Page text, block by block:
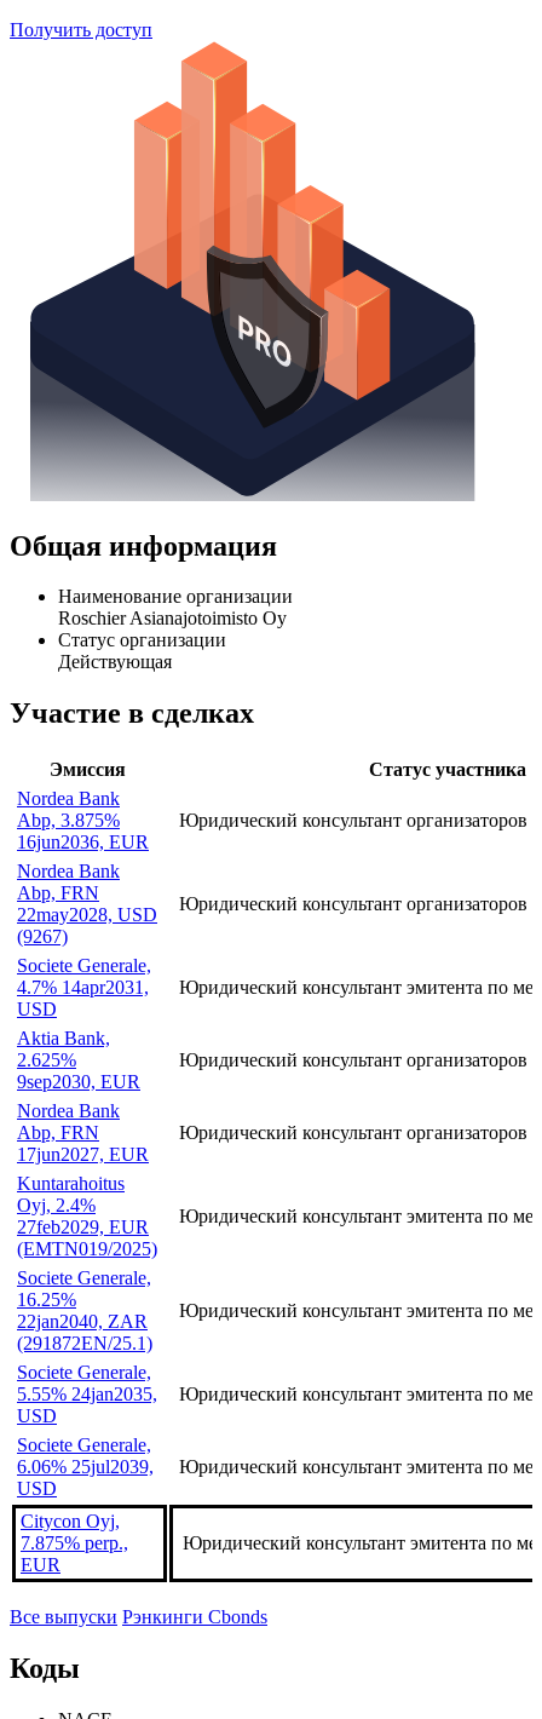
Получить доступ
Общая информация
Наименование организации
Roschier Asianajotoimisto Oy
Статус организации
Действующая
Участие в сделках
Эмиссия
Статус участника
Nordea Bank
Abp, 3.875%
16jun2036, EUR
Юридический консультант организаторов
Nordea Bank
Abp, FRN
22may2028, USD
(9267)
Юридический консультант организаторов
Societe Generale,
4.7% 14apr2031,
USD
Юридический консультант эмитента по
Aktia Bank,
2.625%
9sep2030, EUR
Юридический консультант организаторов
Nordea Bank
Abp, FRN
17jun2027, EUR
Юридический консультант организаторов
Kuntarahoitus
Oyj, 2.4%
27feb2029, EUR
(EMTN019/2025)
Юридический консультант эмитента по
Societe Generale,
16.25%
22jan2040, ZAR
(291872EN/25.1)
Юридический консультант эмитента по
Societe Generale,
5.55% 24jan2035,
USD
Юридический консультант эмитента по
Societe Generale,
6.06% 25jul2039,
USD
Юридический консультант эмитента по
Citycon Oyj,
7.875% perp.,
EUR
Юридический консультант эмитента по
Все выпуски Рэнкинги Cbonds
Коды